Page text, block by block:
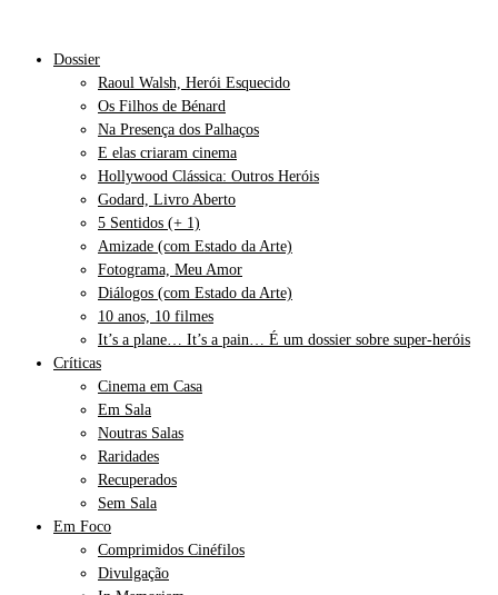
Dossier
Raoul Walsh, Herói Esquecido
Os Filhos de Bénard
Na Presença dos Palhaços
E elas criaram cinema
Hollywood Clássica: Outros Heróis
Godard, Livro Aberto
5 Sentidos (+ 1)
Amizade (com Estado da Arte)
Fotograma, Meu Amor
Diálogos (com Estado da Arte)
10 anos, 10 filmes
It’s a plane… It’s a pain… É um dossier sobre super-heróis
Críticas
Cinema em Casa
Em Sala
Noutras Salas
Raridades
Recuperados
Sem Sala
Em Foco
Comprimidos Cinéfilos
Divulgação